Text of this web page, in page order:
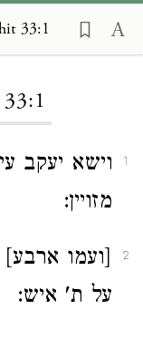
33:1
1
וישא יעקב
מזויין:
2
[ועמו
על ת' איש: